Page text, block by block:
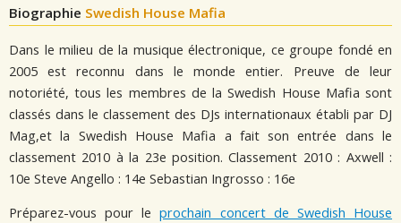
Biographie Swedish House Mafia
Dans le milieu de la musique électronique, ce groupe fondé en
2005 est reconnu dans le monde entier. Preuve de leur
notoriété, tous les membres de la Swedish House Mafia sont
classés dans le classement des DJs internationaux établi par DJ
Mag,et la Swedish House Mafia a fait son entrée dans le
classement 2010 à la 23e position. Classement 2010 : Axwell :
10e Steve Angello : 14e Sebastian Ingrosso : 16e
Préparez-vous pour leprochain concert de Swedish House